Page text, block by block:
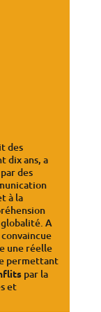
des
dix ans, a
des
à la
A
une réelle
permettant
par la
et